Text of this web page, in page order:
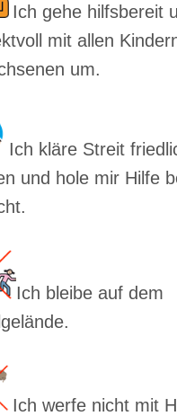
Ich gehe hilfsbereit
mit allen
um.
Ich kläre Streit
und hole mir Hilfe
Ich bleibe auf dem
Ich werfe nicht mit